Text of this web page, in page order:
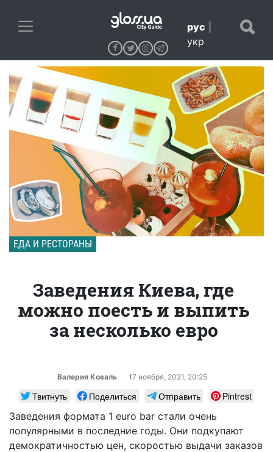
рус
укр
ЕДА И РЕСТОРАНЫ
Заведения Киева, где
можно поесть и выпить
за несколько евро
Валерия Коваль 17 ноября, 2021, 20:25
Твитнуть Поделиться Отправить
Pintrest
Заведения формата 1 euro bar стали очень
популярными в последние годы. Они подкупают
демократичностью цен, скоростью выдачи заказов